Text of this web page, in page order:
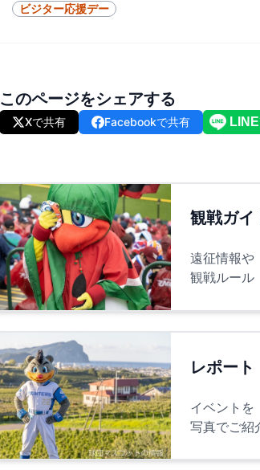
ビジター応援デー
このページをシェアする
Xで共有 Facebookで共有
観戦ガイ
遠征情報や
観戦ルール
レポート
イベントを
写真でご紹